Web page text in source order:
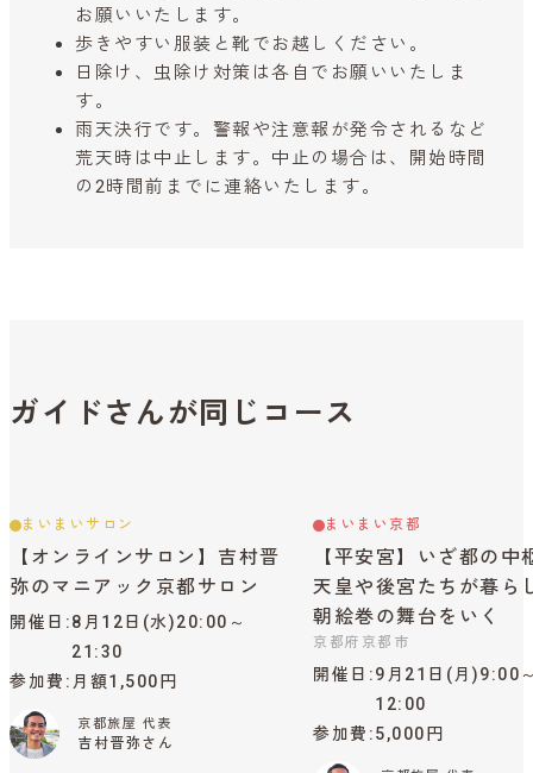
お願いいたします。
歩きやすい服装と靴でお越しください。
日除け、虫除け対策は各自でお願いいたしま
す。
雨天決行です。警報や注意報が発令されるなど
荒天時は中止します。中止の場合は、開始時間
の2時間前までに連絡いたします。
ガイドさんが同じコース
まいまいサロン
【オンラインサロン】吉村晋
弥のマニアック京都サロン
開催日
8月12日(水)20:00～
21:30
参加費
月額1,500円
京都旅屋 代表
吉村晋弥さん
まいまい京都
【平安宮】いざ都の中
天皇や後宮たちが暮ら
朝絵巻の舞台をいく
京都府京都市
開催日
9月21日(月)9:00
12:00
参加費 5,000円